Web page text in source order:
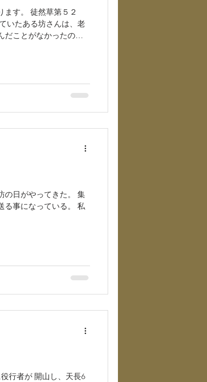
草第５２
だことがなかったの
の日がやってきた。 集
る事になっている。 私
行者が 開山し、天長6